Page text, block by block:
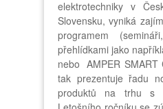
elektrotechniky v
Slovensku, vyniká
programem
přehlídkami jako
nebo AMPER SMART
tak prezentuje řadu
produktů na trhu s